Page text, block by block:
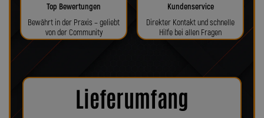
Top Bewertungen
Bewährt in der Praxis – geliebt
von der Community
Kundenservice
Direkter Kontakt und schnelle
Hilfe bei allen Fragen
Lieferumfang